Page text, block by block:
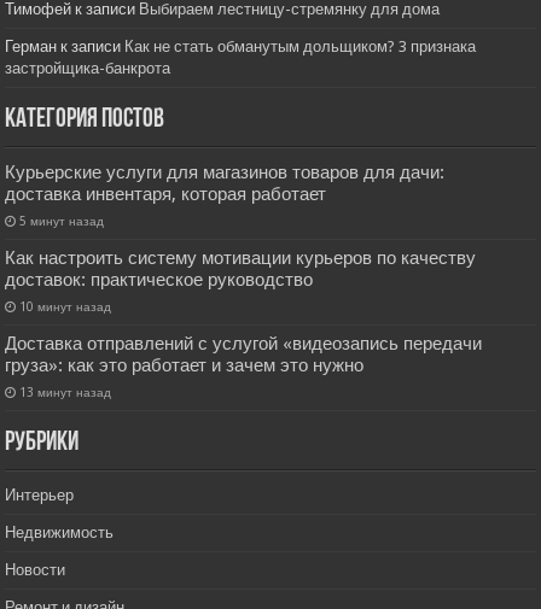
Тимофей к записи Выбираем лестницу-стремянку для дома
Герман к записи Как не стать обманутым дольщиком? 3 признака
застройщика-банкрота
Категория постов
Курьерские услуги для магазинов товаров для дачи:
доставка инвентаря, которая работает
5 минут назад
Как настроить систему мотивации курьеров по качеству
доставок: практическое руководство
10 минут назад
Доставка отправлений с услугой «видеозапись передачи
груза»: как это работает и зачем это нужно
13 минут назад
РУбрики
Интерьер
Недвижимость
Новости